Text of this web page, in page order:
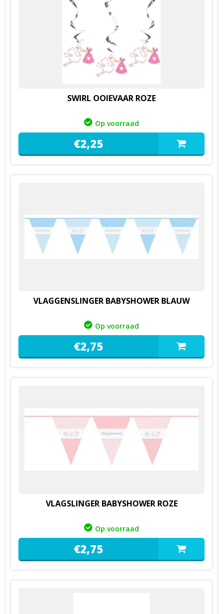
SWIRL OOIEVAAR ROZE
Op voorraad
€2,25
VLAGGENSLINGER BABYSHOWER BLAUW
Op voorraad
€2,75
VLAGSLINGER BABYSHOWER ROZE
Op voorraad
€2,75